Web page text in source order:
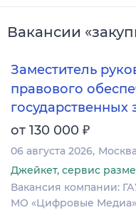
Вакансии «
Заместитель
правового
государственных
от 130 000 ₽
06 августа 2026 Москва
Джейкет, сервис
Вакансия компании:
МО «Цифровые Медиа»